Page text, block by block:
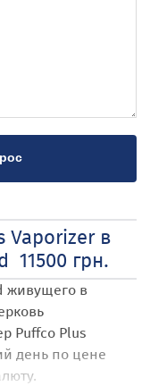
Vaporizer в
11500 грн.
живущего в
Puffco Plus
день по цене